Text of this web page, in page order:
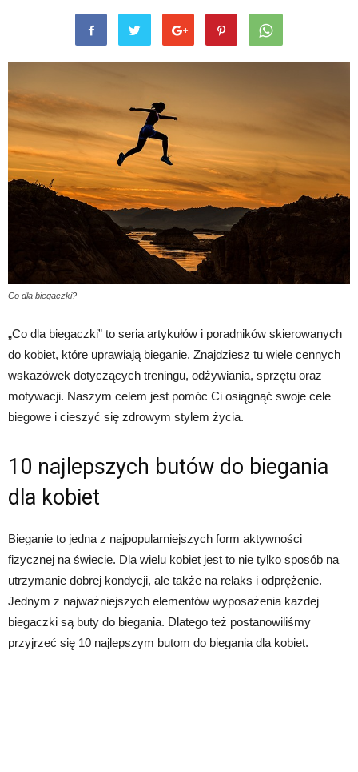
Co dla biegaczki?
„Co dla biegaczki” to seria artykułów i poradników skierowanych
do kobiet, które uprawiają bieganie. Znajdziesz tu wiele cennych
wskazówek dotyczących treningu, odżywiania, sprzętu oraz
motywacji. Naszym celem jest pomóc Ci osiągnąć swoje cele
biegowe i cieszyć się zdrowym stylem życia.
10 najlepszych butów do biegania
dla kobiet
Bieganie to jedna z najpopularniejszych form aktywności
fizycznej na świecie. Dla wielu kobiet jest to nie tylko sposób na
utrzymanie dobrej kondycji, ale także na relaks i odprężenie.
Jednym z najważniejszych elementów wyposażenia każdej
biegaczki są buty do biegania. Dlatego też postanowiliśmy
przyjrzeć się 10 najlepszym butom do biegania dla kobiet.